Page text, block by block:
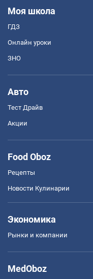
Моя школа
ГДЗ
Онлайн уроки
ЗНО
Авто
Тест Драйв
Акции
Food Oboz
Рецепты
Новости Кулинарии
Экономика
Рынки и компании
MedOboz